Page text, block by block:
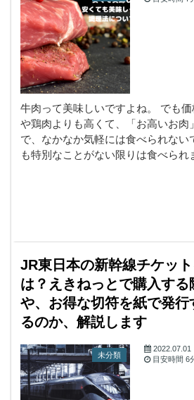
牛肉って美味しいですよね。 でも
や鶏肉よりも高くて、「お高いお肉
で、なかなか気軽には食べられない
も特別なことがない限りは食べら
JR東日本の新幹線チケッ
は？えきねっとで購入す
や、お得な切符を紙で発行
るのか、解説します
未分類
2022.07.01
目安時間 6